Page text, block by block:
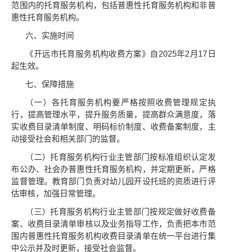
范围内的托育服务机构，包括普惠性托育服务机构和非普
惠性托育服务机构。
六、实施时间
《开远市托育服务机构收费方案》自2025年2月17日
起生效。
七、保障措施
（一）各托育服务机构要严格按照收费管理规定执
行，提高管理水平，提升服务质量，提高群众满意度，落
实收费目录清单制度、明码标价制度、收费备案制度，主
动接受社会和相关部门的监督。
（二）托育服务机构行业主管部门按标准组织认定发
布公办、社会办普惠性托育服务机构，并定期更新，严格
监督管理。教育部门负责对幼儿园开设托班的资质进行评
估审核，加强日常管理。
（三）托育服务机构行业主管部门按规定做好收费备
案、收费目录清单审核以及业务指导工作，负责把本市范
围内普惠性托育服务机构收费目录清单在统一平台进行集
中公示并及时更新，接受社会监督。